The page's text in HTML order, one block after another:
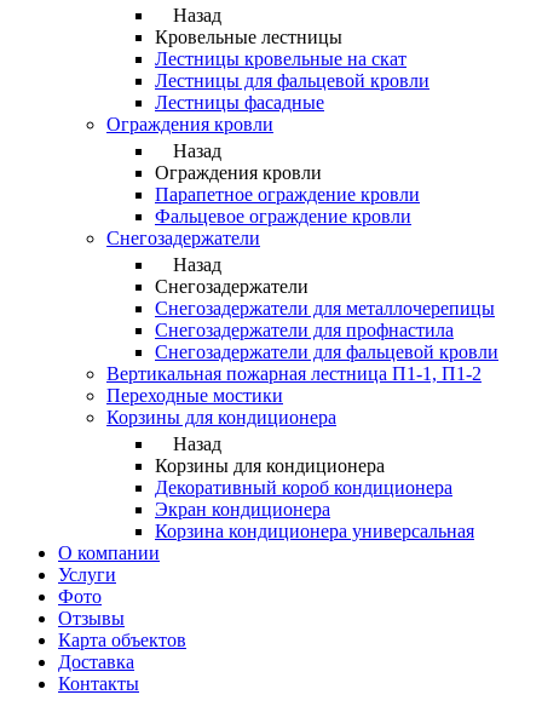
Назад
Кровельные лестницы
Лестницы кровельные на скат
Лестницы для фальцевой кровли
Лестницы фасадные
Ограждения кровли
Назад
Ограждения кровли
Парапетное ограждение кровли
Фальцевое ограждение кровли
Снегозадержатели
Назад
Снегозадержатели
Снегозадержатели для металлочерепицы
Снегозадержатели для профнастила
Снегозадержатели для фальцевой кровли
Вертикальная пожарная лестница П1-1, П1-2
Переходные мостики
Корзины для кондиционера
Назад
Корзины для кондиционера
Декоративный короб кондиционера
Экран кондиционера
Корзина кондиционера универсальная
О компании
Услуги
Фото
Отзывы
Карта объектов
Доставка
Контакты